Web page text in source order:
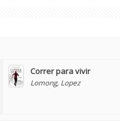
Correr para vivir
Lomong, Lopez